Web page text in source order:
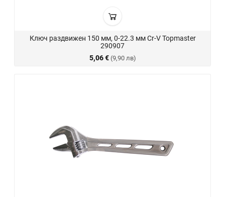
Ключ раздвижен 150 мм, 0-22.3 мм Cr-V Topmaster
290907
5,06 € (9,90 лв)